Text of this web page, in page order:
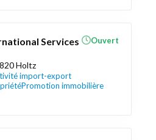
Services
Holtz
import-export
Promotion immobilière
Ouvert